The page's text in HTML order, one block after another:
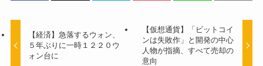
【経済】急落するウォン、
５年ぶりに一時１２２０ウ
ォン台に
【仮想通貨】「ビットコイ
ンは失敗作」と開発の中心
人物が指摘、すべて売却の
意向